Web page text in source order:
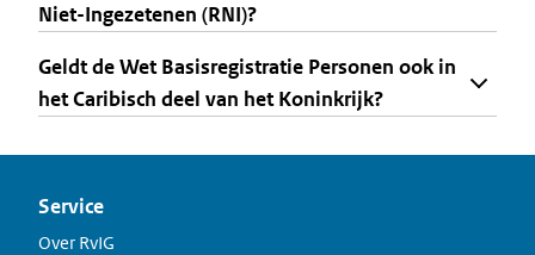
Niet-Ingezetenen (RNI)?
Geldt de Wet Basisregistratie Personen ook in
het Caribisch deel van het Koninkrijk?
Service
Over RvIG